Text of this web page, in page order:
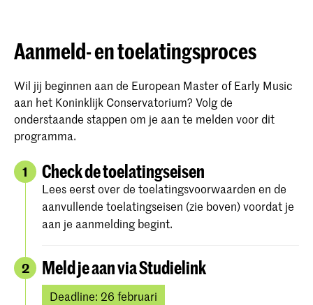
Aanmeld- en toelatingsproces
Wil jij beginnen aan de European Master of Early Music
aan het Koninklijk Conservatorium? Volg de
onderstaande stappen om je aan te melden voor dit
programma.
1 Check de toelatingseisen
Lees eerst over de toelatingsvoorwaarden en de
aanvullende toelatingseisen (zie boven) voordat je
aan je aanmelding begint.
2 Meld je aan via Studielink
Deadline: 26 februari